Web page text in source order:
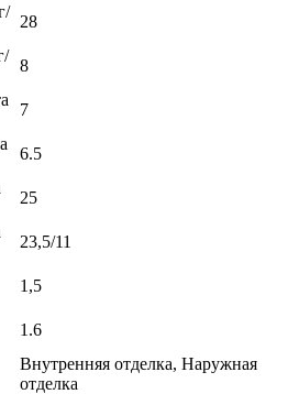
28
8
7
6.5
25
23,5/11
1,5
1.6
Внутренняя отделка, Наружная
отделка